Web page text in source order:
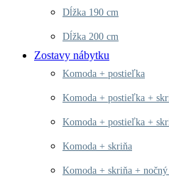
Dĺžka 190 cm
Dĺžka 200 cm
Zostavy nábytku
Komoda + postieľka
Komoda + postieľka +
Komoda + postieľka +
Komoda + skriňa
Komoda + skriňa +